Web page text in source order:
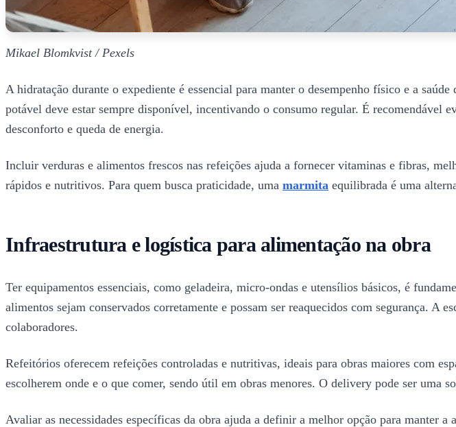
Mikael Blomkvist / Pexels
A hidratação durante o expediente é essencial para manter o desempenho físico e a
potável deve estar sempre disponível, incentivando o consumo regular. É recomendável
desconforto e queda de energia.
Incluir verduras e alimentos frescos nas refeições ajuda a fornecer vitaminas e fibras,
rápidos e nutritivos. Para quem busca praticidade, uma marmita equilibrada é uma
Infraestrutura e logística para alimentação na obra
Ter equipamentos essenciais, como geladeira, micro-ondas e utensílios básicos, é
alimentos sejam conservados corretamente e possam ser reaquecidos com segurança.
colaboradores.
Refeitórios oferecem refeições controladas e nutritivas, ideais para obras maiores com
escolherem onde e o que comer, sendo útil em obras menores. O delivery pode ser uma
Avaliar as necessidades específicas da obra ajuda a definir a melhor opção para manter a